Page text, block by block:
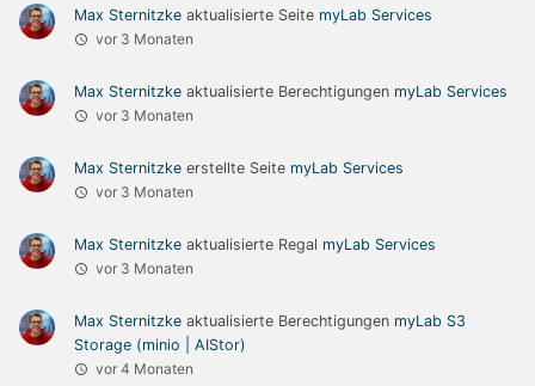
Max Sternitzke aktualisierte Seite myLab Services
vor 3 Monaten
Max Sternitzke aktualisierte Berechtigungen myLab Services
vor 3 Monaten
Max Sternitzke erstellte Seite myLab Services
vor 3 Monaten
Max Sternitzke aktualisierte Regal myLab Services
vor 3 Monaten
Max Sternitzke aktualisierte Berechtigungen myLab S3
Storage (minio | AIStor)
vor 4 Monaten